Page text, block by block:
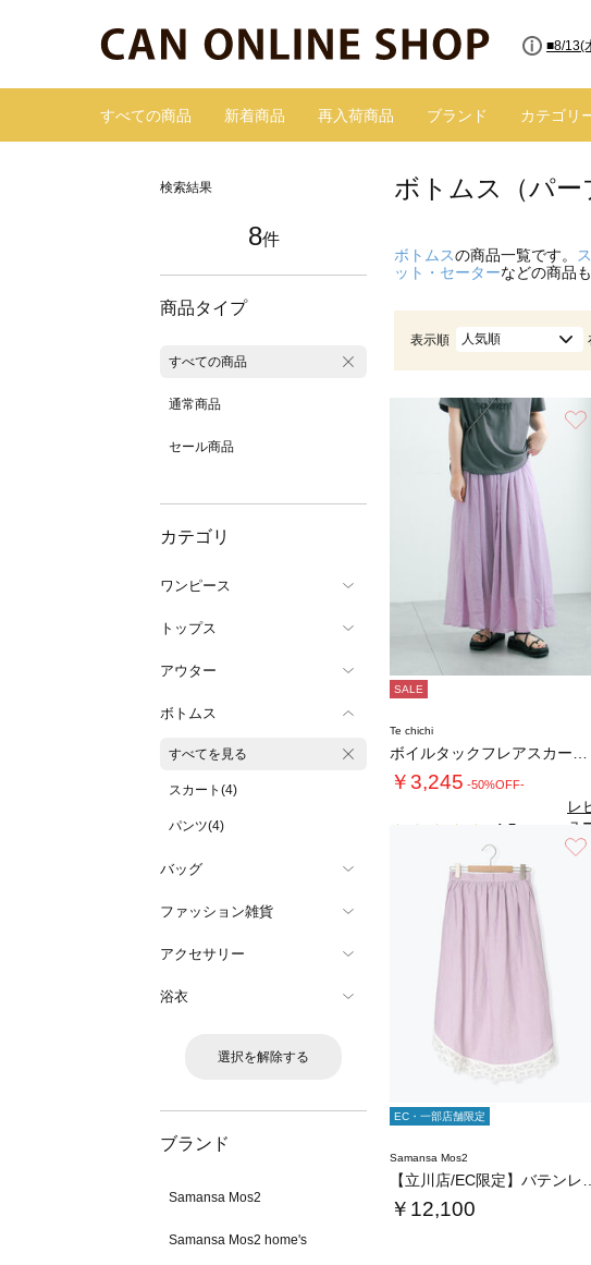
■8/13(
すべての商品 新着商品 再入荷商品 ブランド カテゴリ
検索結果
8件
商品タイプ
すべての商品
通常商品
セール商品
カテゴリ
ワンピース
トップス
アウター
ボトムス
すべてを見る
スカート(4)
パンツ(4)
バッグ
ファッション雑貨
アクセサリー
浴衣
選択を解除する
ブランド
Samansa Mos2
Samansa Mos2 home's
ボトムス（パー
ボトムスの商品一覧です。
ット・セーターなどの商品
表示順 人気順
SALE
Te chichi
￥3,245 -50%OFF-
4.5
レ
ュ
を見
る
EC・一部店舗限定
Samansa Mos2
￥12,100